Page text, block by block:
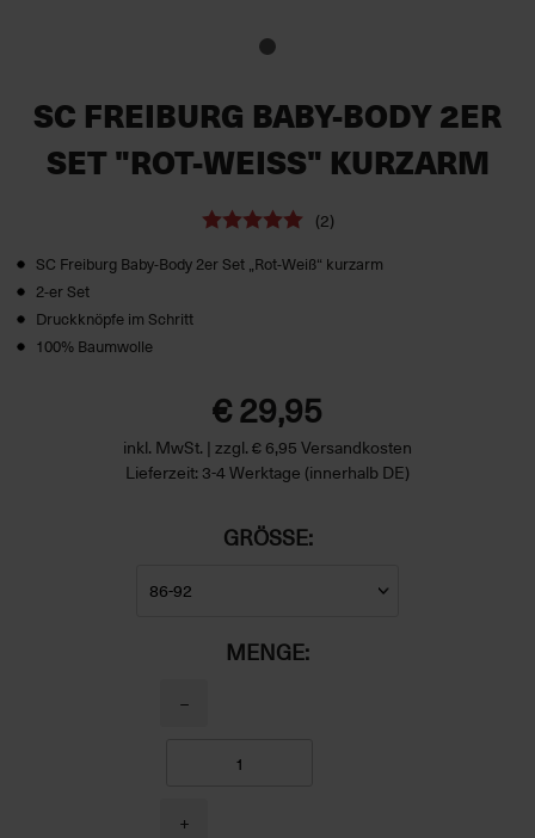
SC FREIBURG BABY-BODY 2ER
SET "ROT-WEISS" KURZARM
(2)
SC Freiburg Baby-Body 2er Set „Rot-Weiß“ kurzarm
2-er Set
Druckknöpfe im Schritt
100% Baumwolle
€ 29,95
inkl. MwSt. | zzgl. € 6,95 Versandkosten
Lieferzeit: 3-4 Werktage (innerhalb DE)
GRÖSSE:
MENGE:
−
+